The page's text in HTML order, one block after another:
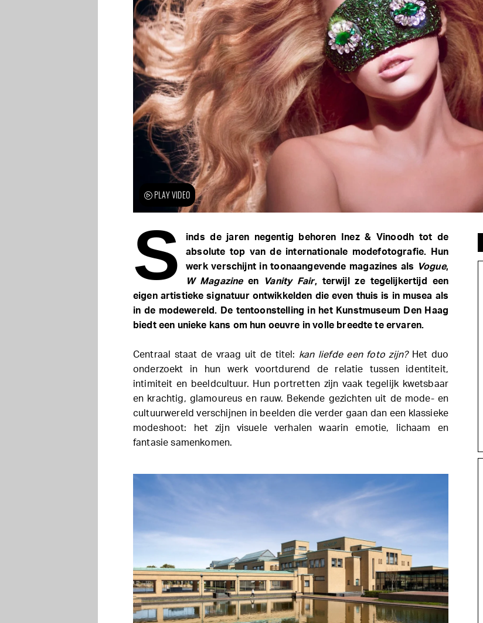
PLAY VIDEO
S
inds de jaren negentig behoren Inez & Vinoodh tot de
absolute top van de internationale modefotografie. Hun
werk verschijnt in toonaangevende magazines als
Vogue,
W Magazineen Vanity Fair, terwijl ze tegelijkertijd een
eigen artistieke signatuur ontwikkelden die even thuis is in musea als
in de modewereld. De tentoonstelling in het Kunstmuseum Den Haag
biedt een unieke kans om hun oeuvre in volle breedte te ervaren.
Centraal staat de vraag uit de titel: kan liefde een foto zijn?Het duo
onderzoekt in hun werk voortdurend de relatie tussen identiteit,
intimiteit en beeldcultuur. Hun portretten zijn vaak tegelijk kwetsbaar
en krachtig, glamoureus en rauw. Bekende gezichten uit de mode- en
cultuurwereld verschijnen in beelden die verder gaan dan een klassieke
modeshoot: het zijn visuele verhalen waarin emotie, lichaam en
fantasie samenkomen.